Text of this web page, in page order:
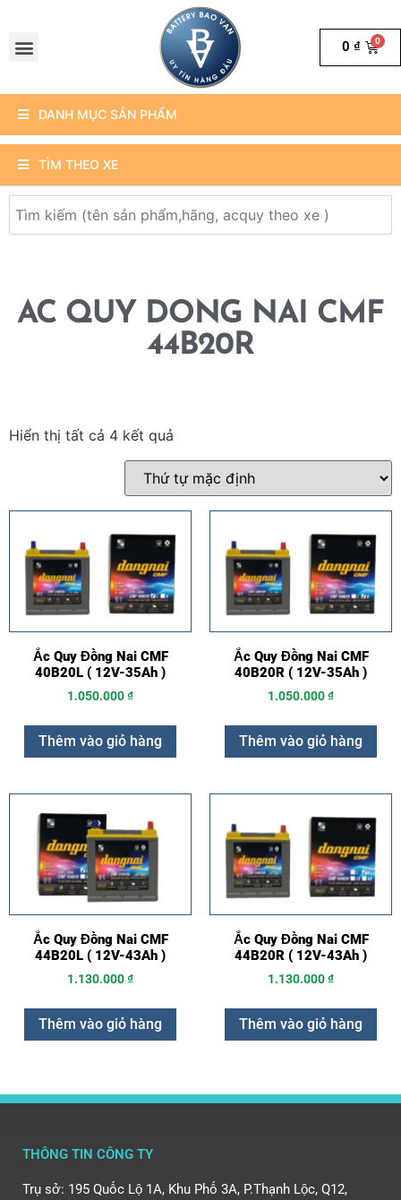
0 ₫
DANH MỤC SẢN PHẨM
TÌM THEO XE
AC QUY DONG NAI CMF
44B20R
Hiển thị tất cả 4 kết quả
Ắc Quy Đồng Nai CMF
40B20L ( 12V-35Ah )
1.050.000₫
Thêm vào giỏ hàng
Ắc Quy Đồng Nai CMF
40B20R ( 12V-35Ah )
1.050.000₫
Thêm vào giỏ hàng
Ắc Quy Đồng Nai CMF
44B20L ( 12V-43Ah )
1.130.000₫
Thêm vào giỏ hàng
Ắc Quy Đồng Nai CMF
44B20R ( 12V-43Ah )
1.130.000₫
Thêm vào giỏ hàng
THÔNG TIN CÔNG TY
Trụ sở: 195 Quốc Lộ 1A, Khu Phố 3A, P.Thạnh Lộc, Q12,